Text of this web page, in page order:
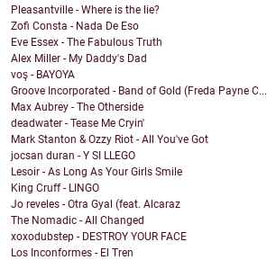
Pleasantville - Where is the lie?
Zofi Consta - Nada De Eso
Eve Essex - The Fabulous Truth
Alex Miller - My Daddy's Dad
voş - BAYOYA
Groove Incorporated - Band of Gold (Freda Payne C...
Max Aubrey - The Otherside
deadwater - Tease Me Cryin'
Mark Stanton & Ozzy Riot - All You've Got
jocsan duran - Y SI LLEGO
Lesoir - As Long As Your Girls Smile
King Cruff - LINGO
Jo reveles - Otra Gyal (feat. Alcaraz
The Nomadic - All Changed
xoxodubstep - DESTROY YOUR FACE
Los Inconformes - El Tren